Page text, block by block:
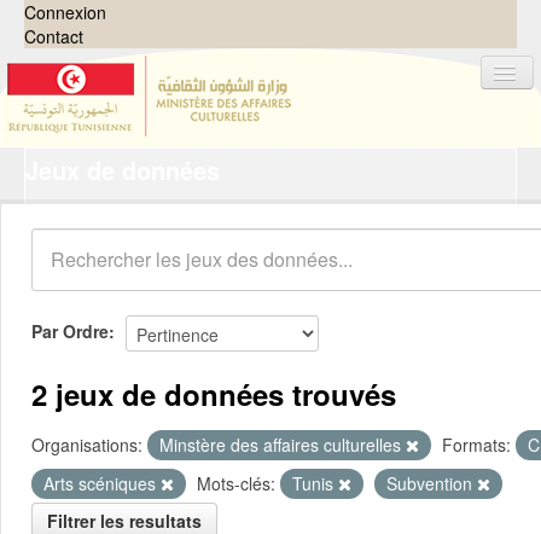
Connexion
Contact
Organisations
Groupes
Demandes 0
À propos
Par Ordre
2 jeux de données trouvés
Organisations: Minstère des affaires culturelles Formats:
Arts scéniques
Mots-clés: Tunis
Subvention
Filtrer les resultats